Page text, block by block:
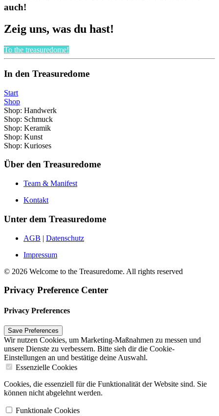
auch!
Zeig uns, was du hast!
To the treasuredome!
In den Treasuredome
Start
Shop
Shop: Handwerk
Shop: Schmuck
Shop: Keramik
Shop: Kunst
Shop: Kurioses
Über den Treasuredome
Team & Manifest
Kontakt
Unter dem Treasuredome
AGB | Datenschutz
Impressum
© 2026 Welcome to the Treasuredome. All rights reserved
Privacy Preference Center
Privacy Preferences
Wir nutzen Cookies, um Marketing-Maßnahmen zu messen und
unsere Dienste zu verbessern. Bitte sieh dir die Cookie-
Einstellungen an und bestätige deine Auswahl.
Essenzielle Cookies
Cookies, die essenziell für die Funktionalität der Website sind. Sie
können nicht abgelehnt werden.
Funktionale Cookies